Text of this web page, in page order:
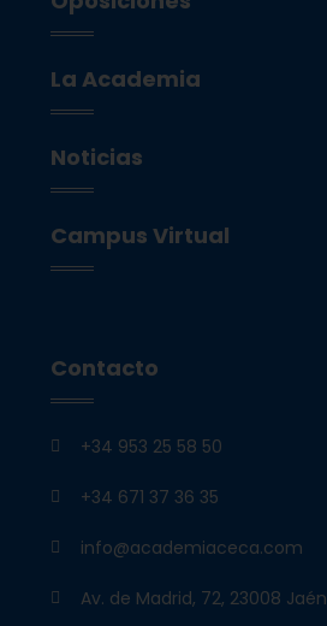
La Academia
Noticias
Campus Virtual
Contacto
+34 953 25 58 50
+34 671 37 36 35
info@academiaceca.com
Av. de Madrid, 72, 23008 Jaén